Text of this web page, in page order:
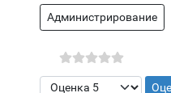
Администрирование
Пожалуйста, оцените